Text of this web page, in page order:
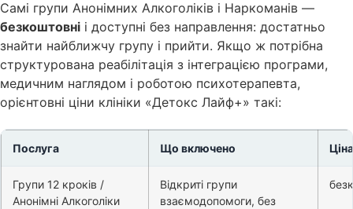
Самі групи Анонімних Алкоголіків і Наркоманів —
безкоштовні і доступні без направлення: достатньо
знайти найближчу групу і прийти. Якщо ж потрібна
структурована реабілітація з інтеграцією програми,
медичним наглядом і роботою психотерапевта,
орієнтовні ціни клініки «Детокс Лайф+» такі:
Послуга Що включено Ціна
Групи 12 кроків /
Анонімні Алкоголіки
Відкриті групи
взаємодопомоги, без